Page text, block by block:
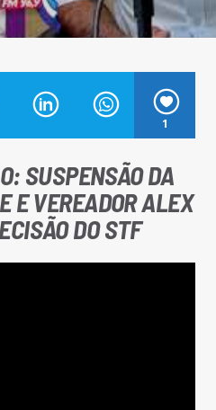
1
SUSPENSÃO DA
E VEREADOR ALEX
DO STF